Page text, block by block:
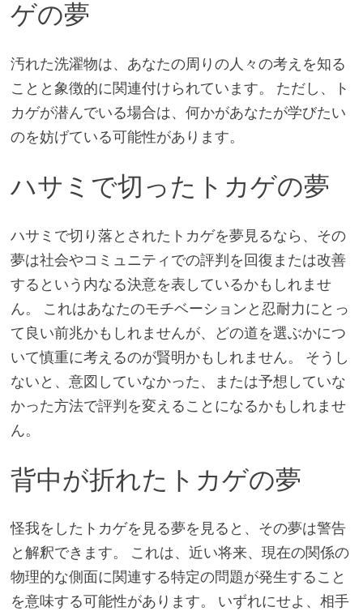
ゲの夢
汚れた洗濯物は、あなたの周りの人々の考えを知る
ことと象徴的に関連付けられています。 ただし、ト
カゲが潜んでいる場合は、何かがあなたが学びたい
のを妨げている可能性があります。
ハサミで切ったトカゲの夢
ハサミで切り落とされたトカゲを夢見るなら、その
夢は社会やコミュニティでの評判を回復または改善
するという内なる決意を表しているかもしれませ
ん。 これはあなたのモチベーションと忍耐力にとっ
て良い前兆かもしれませんが、どの道を選ぶかにつ
いて慎重に考えるのが賢明かもしれません。 そうし
ないと、意図していなかった、または予想していな
かった方法で評判を変えることになるかもしれませ
ん。
背中が折れたトカゲの夢
怪我をしたトカゲを見る夢を見ると、その夢は警告
と解釈できます。 これは、近い将来、現在の関係の
物理的な側面に関連する特定の問題が発生すること
を意味する可能性があります。 いずれにせよ、相手